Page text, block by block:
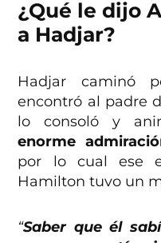
¿Qué le dijo
a Hadjar?
Hadjar caminó
encontró al padre
lo consoló y
enorme
por lo cual ese
Hamilton tuvo un
“Saber que él